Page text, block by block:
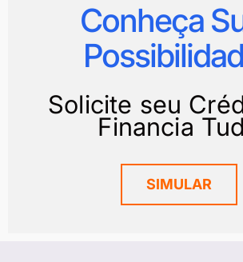
Conheça
Solicite seu
Financia
SIMULAR